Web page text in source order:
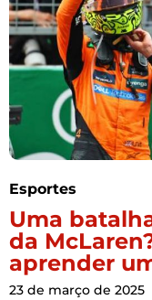
Esportes
Uma
da
aprender
23 de março de 2025